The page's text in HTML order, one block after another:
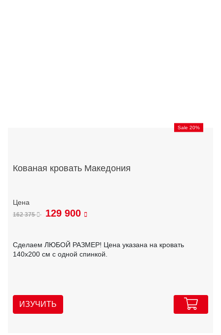
Sale 20%
Кованая кровать Македония
162 375 129 900
Сделаем ЛЮБОЙ РАЗМЕР! Цена указана на кровать
140х200 см с одной спинкой.
ИЗУЧИТЬ